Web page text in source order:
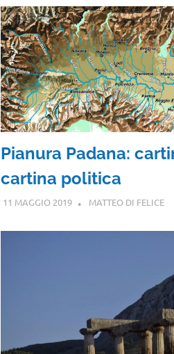
Pianura Padana:
cartina politica
11 MAGGIO 2019 MATTEO DI FELICE